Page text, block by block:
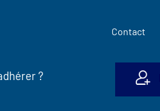
Contact
?